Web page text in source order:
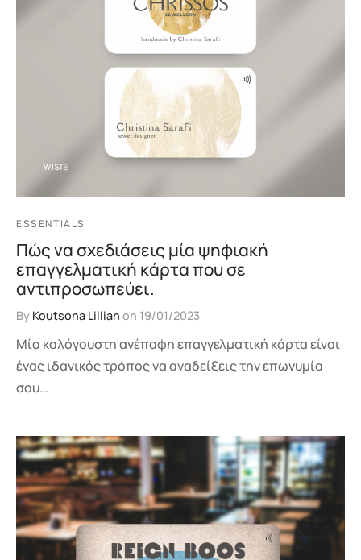
ESSENTIALS
Πώς να σχεδιάσεις μία ψηφιακή
επαγγελματική κάρτα που σε
αντιπροσωπεύει.
By Koutsona Lillian on 19/01/2023
Μία καλόγουστη ανέπαφη επαγγελματική κάρτα είναι
ένας ιδανικός τρόπος να αναδείξεις την επωνυμία
σου…